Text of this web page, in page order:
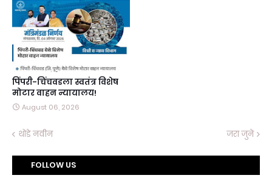
पिंपरी-चिंचवडला स्वतंत्र विशेष
मोटार वाहन न्यायालय!
August 06, 2026
थोडे नवीन जरा जुने
FOLLOW US